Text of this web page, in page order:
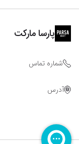
پارسا مارکت
شماره تماس
آدرس